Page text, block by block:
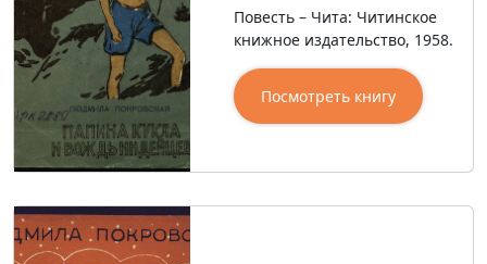
Повесть – Чита: Читинское
книжное издательство, 1958.
Посмотреть книгу